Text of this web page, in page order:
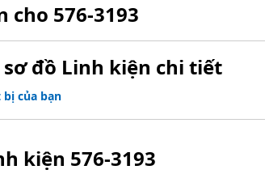
cho 576-3193
sơ đồ Linh kiện chi tiết
của bạn
kiện 576-3193